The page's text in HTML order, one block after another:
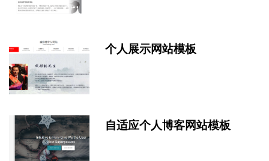
个人展示网站模板
自适应个人博客网站模板